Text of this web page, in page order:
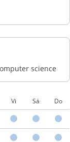
science
Vi Sá Do